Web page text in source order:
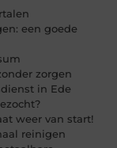
een goede
zorgen
in Ede
weer van start!
reinigen